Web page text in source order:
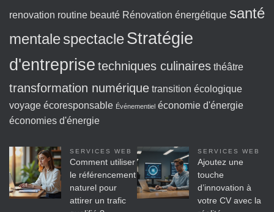
renovation routine beauté Rénovation énergétique santé
mentalespectacleStratégie
d'entreprise techniques culinaires théâtre
transformation numérique transition écologique
voyage écoresponsable Événementiel économie d'énergie
économies d'énergie
SERVICES WEB
Comment utiliser
le référencement
naturel pour
attirer un trafic
SERVICES WEB
Ajoutez une
touche
d’innovation à
votre CV avec la